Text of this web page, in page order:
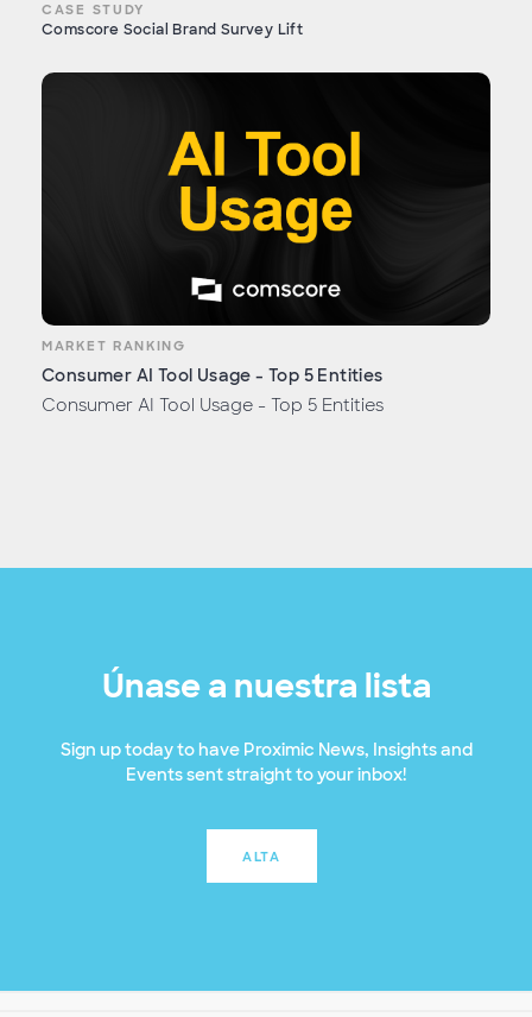
CASE STUDY
Comscore Social Brand Survey Lift
MARKET RANKING
Consumer AI Tool Usage - Top 5 Entities
Consumer AI Tool Usage - Top 5 Entities
Únase a nuestra lista
Sign up today to have Proximic News, Insights and
Events sent straight to your inbox!
ALTA